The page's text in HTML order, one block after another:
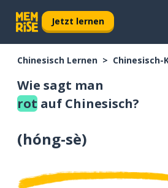
Jetzt lernen
Chinesisch Lernen Chinesisch-
Wie sagt man
rot auf Chinesisch?
(hóng-sè)